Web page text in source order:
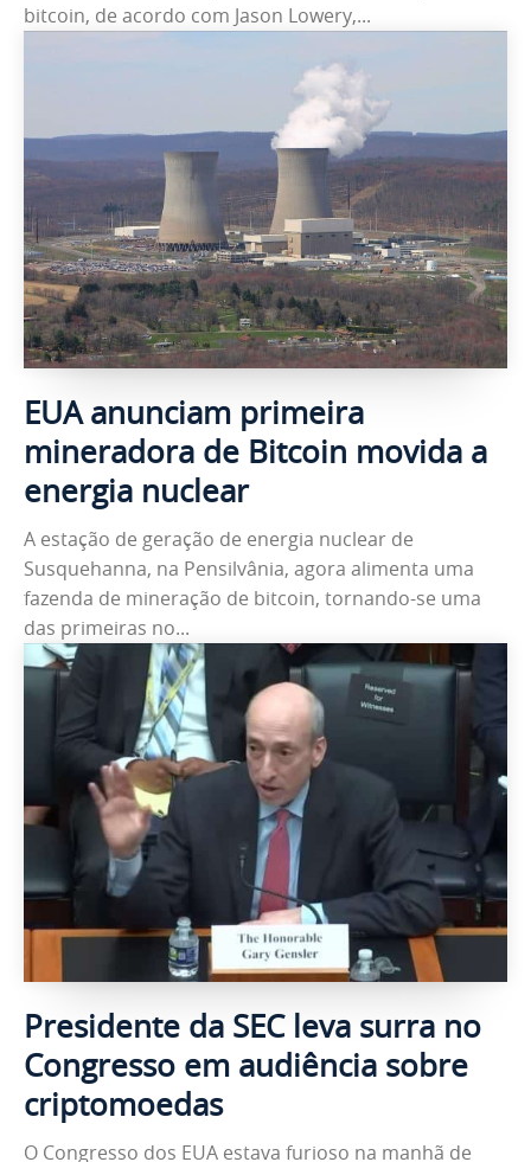
bitcoin, de acordo com Jason Lowery,...
EUA anunciam primeira
mineradora de Bitcoin movida a
energia nuclear
A estação de geração de energia nuclear de
Susquehanna, na Pensilvânia, agora alimenta uma
fazenda de mineração de bitcoin, tornando-se uma
das primeiras no...
Presidente da SEC leva surra no
Congresso em audiência sobre
criptomoedas
O Congresso dos EUA estava furioso na manhã de